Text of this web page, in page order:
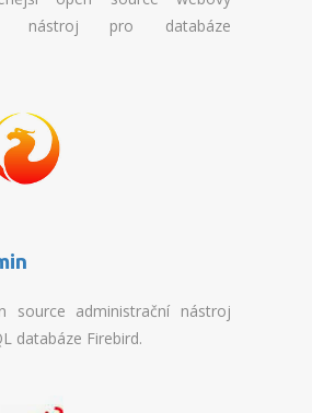
PHPFBADMIN
MONITORING
INFORMATION
HELP
nástroj pro databáze
source administrační nástroj
databáze Firebird.